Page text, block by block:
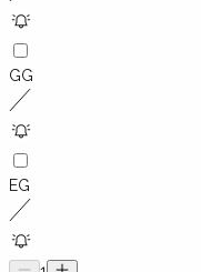
GG
EG